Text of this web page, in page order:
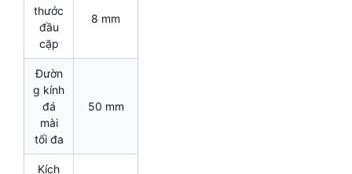
thước
đầu
cặp
8 mm
Đườn
g kính
đá
mài
tối đa
50 mm
Kích